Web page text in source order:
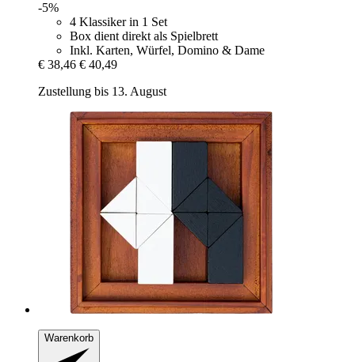
-5%
4 Klassiker in 1 Set
Box dient direkt als Spielbrett
Inkl. Karten, Würfel, Domino & Dame
€ 38,46 € 40,49
Zustellung bis 13. August
Warenkorb